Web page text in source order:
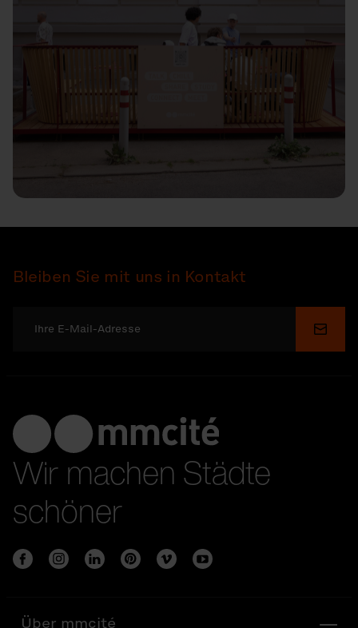
Bleiben Sie mit uns in Kontakt
Wir machen Städte
schöner
Über mmcité